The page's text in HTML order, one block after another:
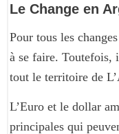
Le Change en
Pour tous les
à se faire. Toutefois,
tout le territoire de
L’Euro et le dollar
principales qui